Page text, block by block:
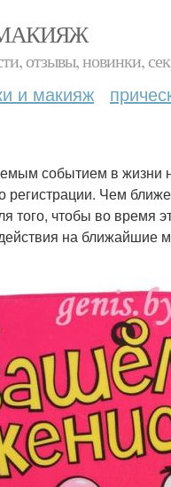
отзывы, новинки,
и макияж
событием в жизни
регистрации. Чем
того, чтобы во время
на ближайшие